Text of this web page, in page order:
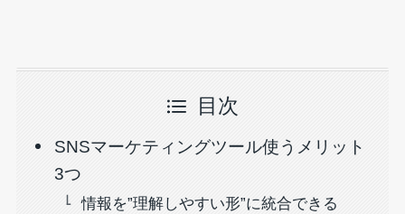
目次
SNSマーケティングツール使うメリット
3つ
情報を”理解しやすい形”に統合できる